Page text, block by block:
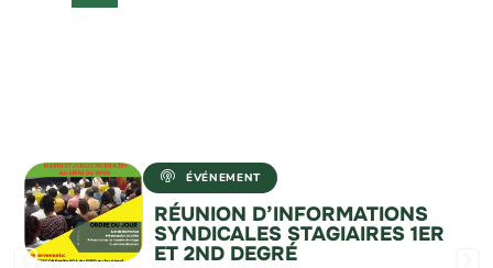
ÉVÉNEMENT
RÉUNION D’INFORMATIONS
SYNDICALES STAGIAIRES 1ER
ET 2ND DEGRÉ